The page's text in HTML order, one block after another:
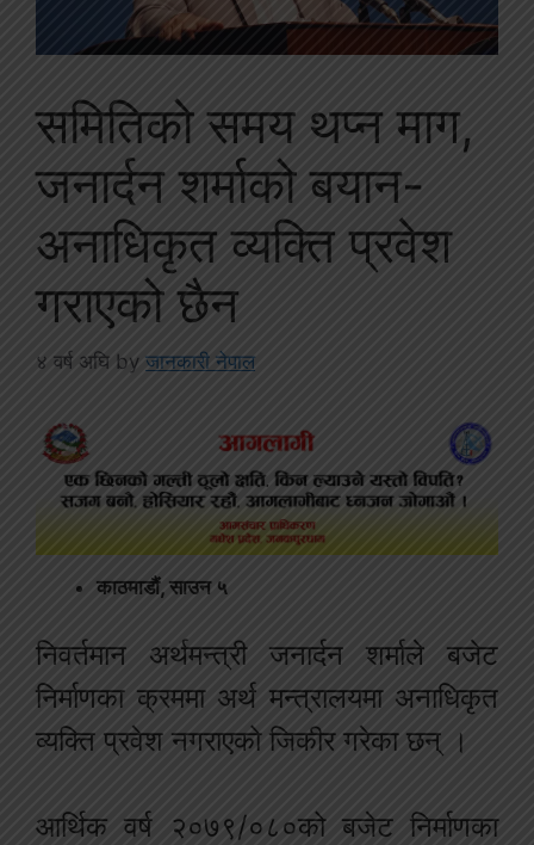
समितिको समय थप्न माग,
जनार्दन शर्माको बयान-
अनाधिकृत व्यक्ति प्रवेश
गराएको छैन
४ वर्ष अघि by जानकारी नेपाल
काठमाडौं, साउन ५
निवर्तमान अर्थमन्त्री जनार्दन शर्माले बजेट
निर्माणका क्रममा अर्थ मन्त्रालयमा अनाधिकृत
व्यक्ति प्रवेश नगराएको जिकीर गरेका छन् ।
आर्थिक वर्ष २०७९/०८०को बजेट निर्माणका